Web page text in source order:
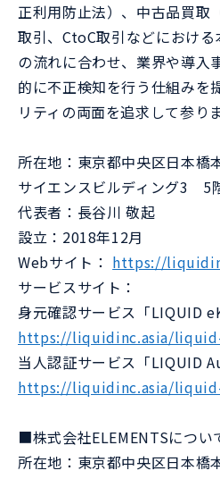
正利用防止法）、中古品買取
取引、CtoC取引などにおけ
の流れに合わせ、業界や導入
的に不正検知を行う仕組みを
リティの両面を追求して参りま
所在地：東京都中央区日本橋
サイエンスビルディング3 5
代表者：長谷川 敬起
設立：2018年12月
Webサイト： https://
サービスサイト：
身元確認サービス「LIQUID
https://liquidinc.asia/
当人認証サービス「LIQUID
https://liquidinc.asia/
■株式会社ELEMENTSについ
所在地：東京都中央区日本橋